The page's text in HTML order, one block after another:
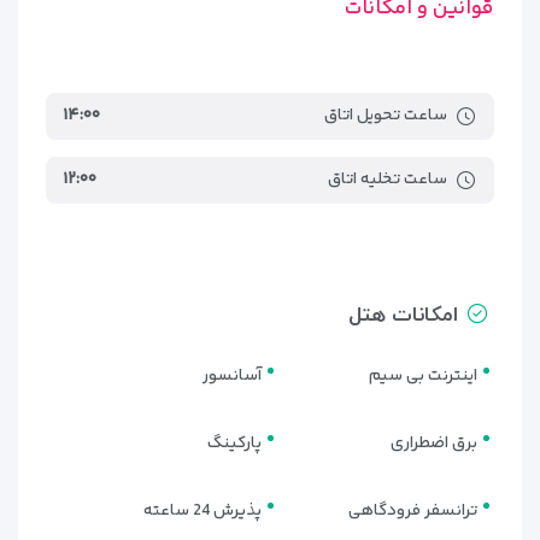
راحتی و پرده‌های ضخیم از امکانات استاندارد هر اتاق هستند.
سرویس‌ها است.
این طراحی نه تنها باعث زیبایی فضا شده بلکه کاملاً با نیازهای
قوانین و امکانات
ساعت تحویل اتاق ۱۴:۰۰
ساعت تخلیه اتاق ۱۲:۰۰
امکانات هتل
اینترنت بی سیم آسانسور
برق اضطراری پارکینگ
ترانسفر فرودگاهی پذیرش 24 ساعته